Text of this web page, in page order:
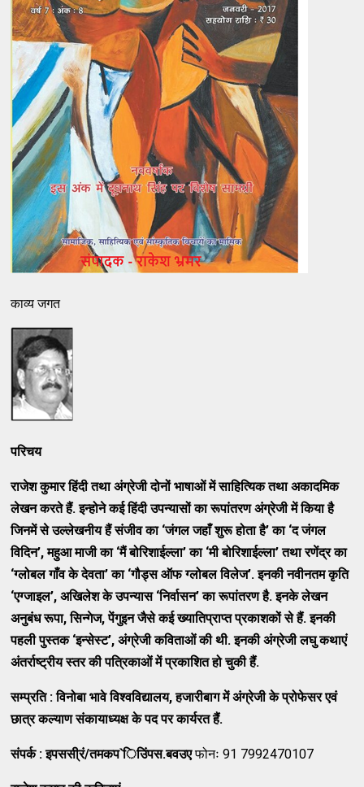
काव्य जगत
परिचय
राजेश कुमार हिंदी तथा अंग्रेजी दोनों भाषाओं में साहित्यिक तथा अकादमिक
लेखन करते हैं. इन्होने कई हिंदी उपन्यासों का रूपांतरण अंग्रेजी में किया है
जिनमें से उल्लेखनीय हैं संजीव का ‘जंगल जहाँ शुरू होता है’ का ‘द जंगल
विदिन’, महुआ माजी का ‘मैं बोरिशाईल्ला’ का ‘मी बोरिशाईल्ला’ तथा रणेंद्र का
‘ग्लोबल गाँव के देवता’ का ‘गौड्स ऑफ ग्लोबल विलेज’. इनकी नवीनतम कृति
‘एग्जाइल’, अखिलेश के उपन्यास ‘निर्वासन’ का रूपांतरण है. इनके लेखन
अनुबंध रूपा, सिन्गेज, पेंगुइन जैसे कई ख्यातिप्राप्त प्रकाशकों से हैं. इनकी
पहली पुस्तक ‘इन्सेस्ट’, अंग्रेजी कविताओं की थी. इनकी अंग्रेजी लघु कथाएं
अंतर्राष्ट्रीय स्तर की पत्रिकाओं में प्रकाशित हो चुकी हैं.
सम्प्रति: विनोबा भावे विश्वविद्यालय, हजारीबाग में अंग्रेजी के प्रोफेसर एवं
छात्र कल्याण संकायाध्यक्ष के पद पर कार्यरत हैं.
संपर्क:इपससी्रं/तमकप`िउिंपस.बवउए फोनः 91 7992470107